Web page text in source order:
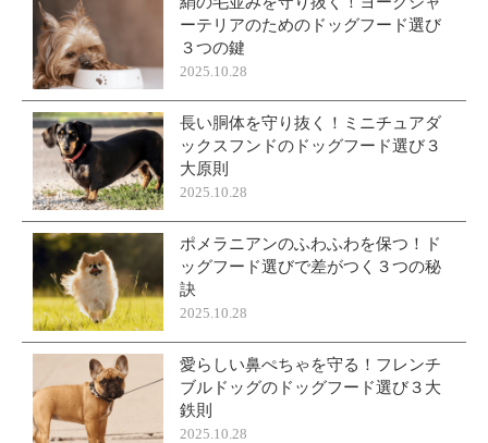
ーテリアのためのドッグフード選び
３つの鍵
2025.10.28
長い胴体を守り抜く！ミニチュアダ
ックスフンドのドッグフード選び３
大原則
2025.10.28
ポメラニアンのふわふわを保つ！ド
ッグフード選びで差がつく３つの秘
訣
2025.10.28
愛らしい鼻ぺちゃを守る！フレンチ
ブルドッグのドッグフード選び３大
鉄則
2025.10.28